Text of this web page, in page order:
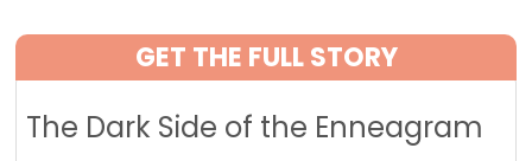
GET THE FULL STORY
The Dark Side of the Enneagram